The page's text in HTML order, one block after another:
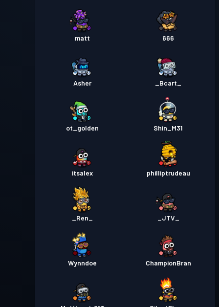
戰鬥通行證 等級 4
matt 666
Asher _Bcart_
ot_golden Shin_M31
itsalex philliptrudeau
_Ren_ _JTV_
Wynndoe ChampionBran